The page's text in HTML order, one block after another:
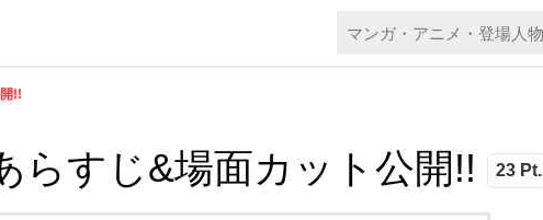
!!
らすじ&場面カット公開!! 23 Pt.